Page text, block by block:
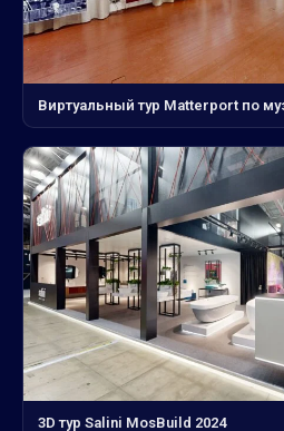
Виртуальный тур Matterport по
3D тур Salini MosBuild 2024